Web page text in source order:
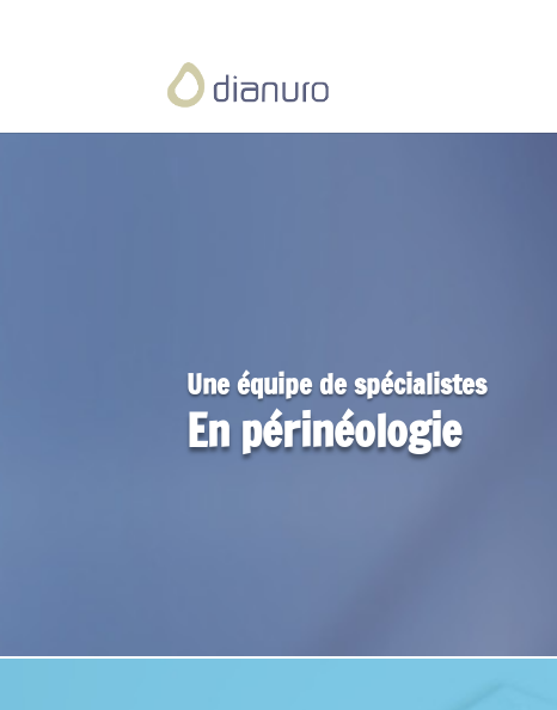
Une équipe de spécialistes
En périnéologie